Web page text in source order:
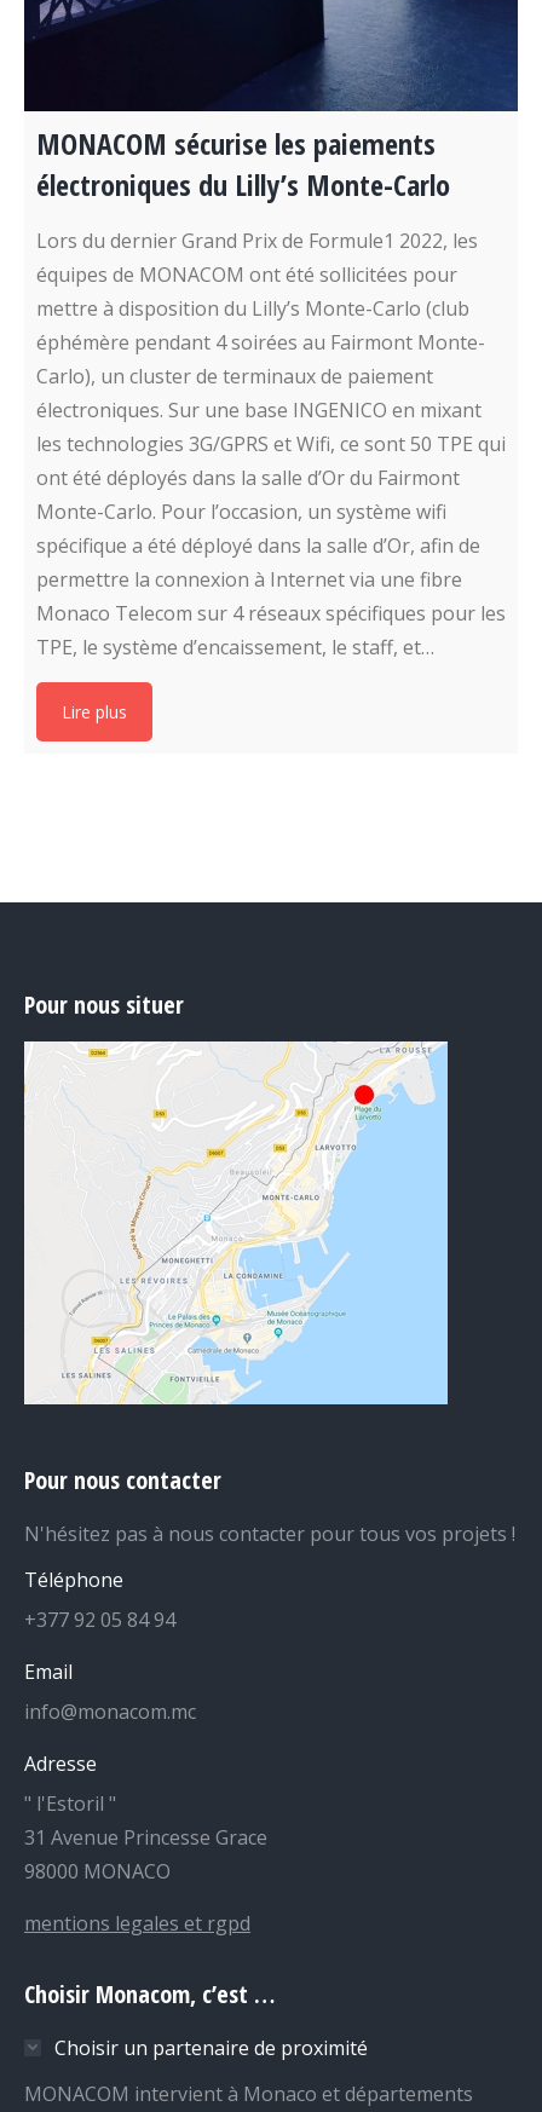
MONACOM sécurise les paiements
électroniques du Lilly’s Monte-Carlo
Lors du dernier Grand Prix de Formule1 2022, les
équipes de MONACOM ont été sollicitées pour
mettre à disposition du Lilly’s Monte-Carlo (club
éphémère pendant 4 soirées au Fairmont Monte-
Carlo), un cluster de terminaux de paiement
électroniques. Sur une base INGENICO en mixant
les technologies 3G/GPRS et Wifi, ce sont 50 TPE qui
ont été déployés dans la salle d’Or du Fairmont
Monte-Carlo. Pour l’occasion, un système wifi
spécifique a été déployé dans la salle d’Or, afin de
permettre la connexion à Internet via une fibre
Monaco Telecom sur 4 réseaux spécifiques pour les
TPE, le système d’encaissement, le staff, et…
Lire plus
Pour nous situer
Pour nous contacter
N'hésitez pas à nous contacter pour tous vos projets !
Téléphone
+377 92 05 84 94
Email
info@monacom.mc
Adresse
" l'Estoril "
31 Avenue Princesse Grace
98000 MONACO
mentions legales et rgpd
Choisir Monacom, c’est …
Choisir un partenaire de proximité
MONACOM intervient à Monaco et départements